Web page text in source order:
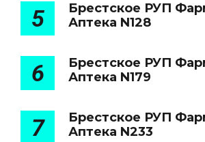
5
Брестское РУП
Аптека N128
6
Брестское РУП
Аптека N179
7
Брестское РУП
Аптека N233